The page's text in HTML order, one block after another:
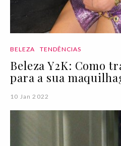
BELEZA TENDÊNCIAS
Beleza Y2K: Como
para a sua
10 Jan 2022